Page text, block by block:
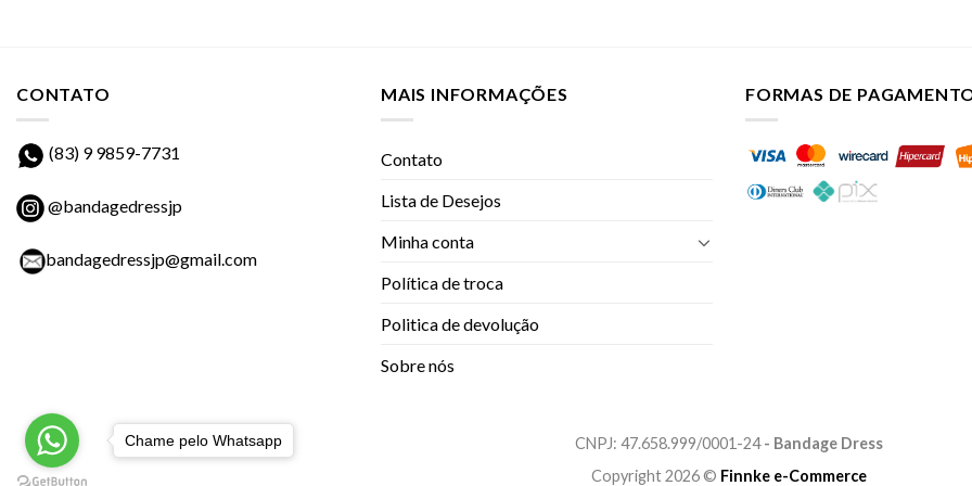
CONTATO
(83) 9 9859-7731
@bandagedressjp
bandagedressjp@gmail.com
MAIS INFORMAÇÕES
Contato
Lista de Desejos
Minha conta
Política de troca
Politica de devolução
Sobre nós
FORMAS DE
CNPJ: 47.658.999/0001-24- Bandage Dress
Copyright 2026 © Finnke e-Commerce
Chame pelo Whatsapp